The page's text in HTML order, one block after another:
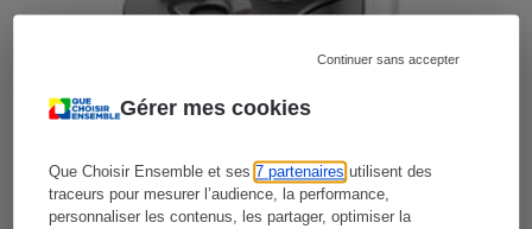
Gérer mes cookies
Que Choisir Ensemble et ses7 partenaires utilisent des
traceurs pour mesurer l’audience, la performance,
personnaliser les contenus, les partager, optimiser la
Continuer sans accepter